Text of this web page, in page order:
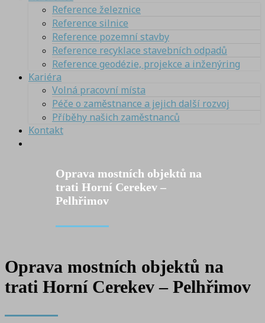
Reference železnice
Reference silnice
Reference pozemní stavby
Reference recyklace stavebních odpadů
Reference geodézie, projekce a inženýring
Kariéra
Volná pracovní místa
Péče o zaměstnance a jejich další rozvoj
Příběhy našich zaměstnanců
Kontakt
Oprava mostních objektů na
trati Horní Cerekev –
Pelhřimov
Oprava mostních objektů na
trati Horní Cerekev – Pelhřimov